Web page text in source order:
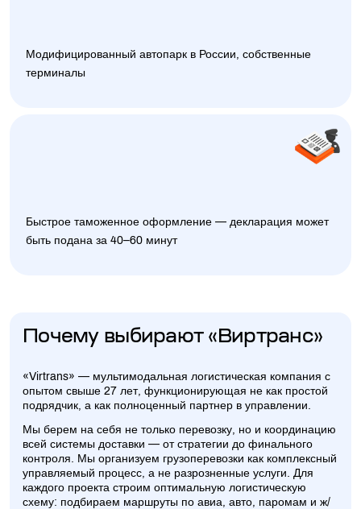
Модифицированный автопарк в России, собственные
терминалы
Быстрое таможенное оформление — декларация может
быть подана за 40–60 минут
Почему выбирают «Виртранс»
«Virtrans» — мультимодальная логистическая компания с
опытом свыше 27 лет, функционирующая не как простой
подрядчик, а как полноценный партнер в управлении.
Мы берем на себя не только перевозку, но и координацию
всей системы доставки — от стратегии до финального
контроля. Мы организуем грузоперевозки как комплексный
управляемый процесс, а не разрозненные услуги. Для
каждого проекта строим оптимальную логистическую
схему: подбираем маршруты по авиа, авто, паромам и ж/